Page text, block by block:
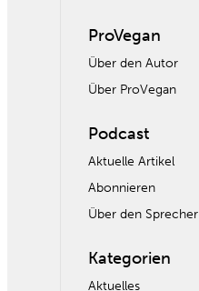
ProVegan
Über den Autor
Über ProVegan
Podcast
Aktuelle Artikel
Abonnieren
Über den Sprecher
Kategorien
Aktuelles